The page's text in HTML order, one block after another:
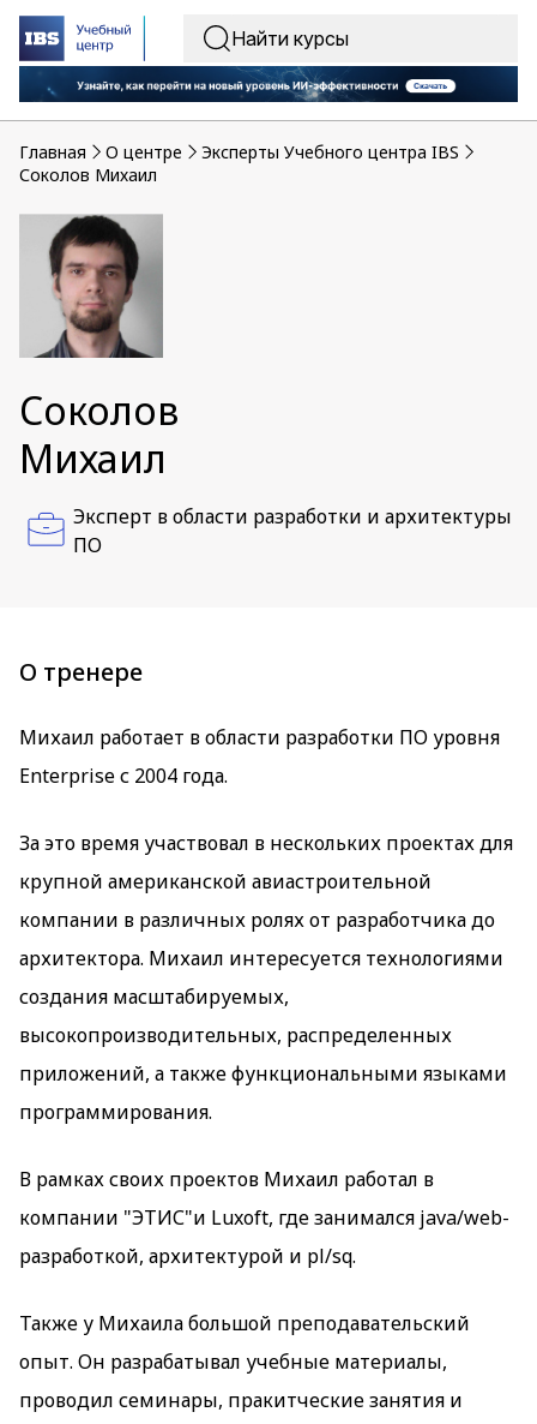
Главная O центре
Эксперты Учебного центра IBS
Соколов Михаил
Соколов
Михаил
Эксперт в области разработки и архитектуры
ПО
О тренере
Михаил работает в области разработки ПО уровня
Enterprise с 2004 года.
За это время участвовал в нескольких проектах для
крупной американской авиастроительной
компании в различных ролях от разработчика до
архитектора. Михаил интересуется технологиями
создания масштабируемых,
высокопроизводительных, распределенных
приложений, а также функциональными языками
программирования.
В рамках своих проектов Михаил работал в
компании "ЭТИС"и Luxoft, где занимался java/web-
разработкой, архитектурой и pl/sq.
Также у Михаила большой преподавательский
опыт. Он разрабатывал учебные материалы,
проводил семинары, пракитческие занятия и